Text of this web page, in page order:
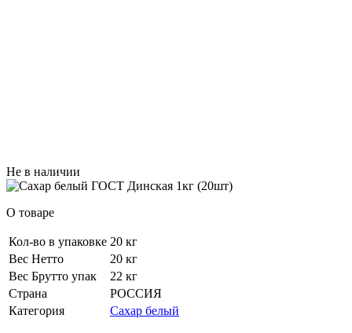
Не в наличии
О товаре
Кол-во в упаковке 20 кг
Вес Нетто
20 кг
Вес Брутто упак
22 кг
Страна
РОССИЯ
Категория
Сахар белый